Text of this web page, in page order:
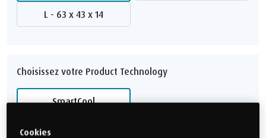
L - 63 x 43 x 14
Choisissez votre Product Technology
SmartCool
Cookies